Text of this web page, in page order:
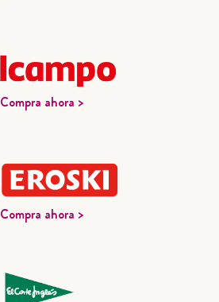
Compra ahora >
Compra ahora >